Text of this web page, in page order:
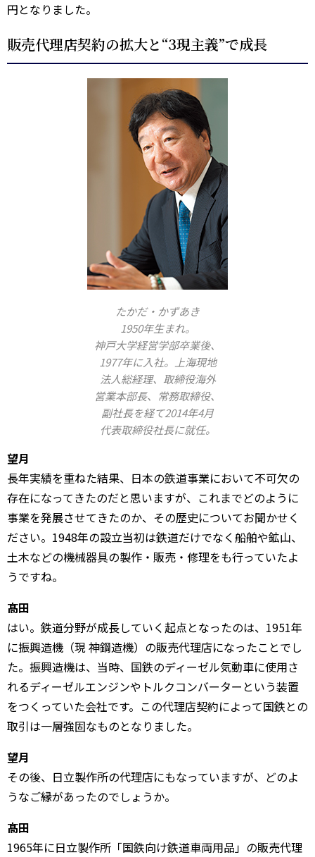
円となりました。
販売代理店契約の拡大と“3現主義”で成長
たかだ・かずあき
1950年生まれ。
神戸大学経営学部卒業後、
1977年に入社。上海現地
法人総経理、取締役海外
営業本部長、常務取締役、
副社長を経て2014年4月
代表取締役社長に就任。
望月
長年実績を重ねた結果、日本の鉄道事業において不可欠の
存在になってきたのだと思いますが、これまでどのように
事業を発展させてきたのか、その歴史についてお聞かせく
ださい。1948年の設立当初は鉄道だけでなく船舶や鉱山、
土木などの機械器具の製作・販売・修理をも行っていたよ
うですね。
髙田
はい。鉄道分野が成長していく起点となったのは、1951年
に振興造機（現 神鋼造機）の販売代理店になったことでし
た。振興造機は、当時、国鉄のディーゼル気動車に使用さ
れるディーゼルエンジンやトルクコンバーターという装置
をつくっていた会社です。この代理店契約によって国鉄との
取引は一層強固なものとなりました。
望月
その後、日立製作所の代理店にもなっていますが、どのよ
うなご縁があったのでしょうか。
髙田
1965年に日立製作所「国鉄向け鉄道車両用品」の販売代理